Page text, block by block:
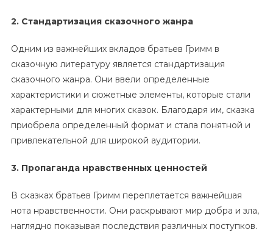
2. Стандартизация сказочного жанра
Одним из важнейших вкладов братьев Гримм в
сказочную литературу является стандартизация
сказочного жанра. Они ввели определенные
характеристики и сюжетные элементы, которые стали
характерными для многих сказок. Благодаря им, сказка
приобрела определенный формат и стала понятной и
привлекательной для широкой аудитории.
3. Пропаганда нравственных ценностей
В сказках братьев Гримм переплетается важнейшая
нота нравственности. Они раскрывают мир добра и зла,
наглядно показывая последствия различных поступков.